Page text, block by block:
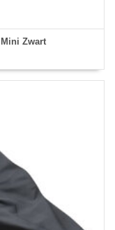
Zwart